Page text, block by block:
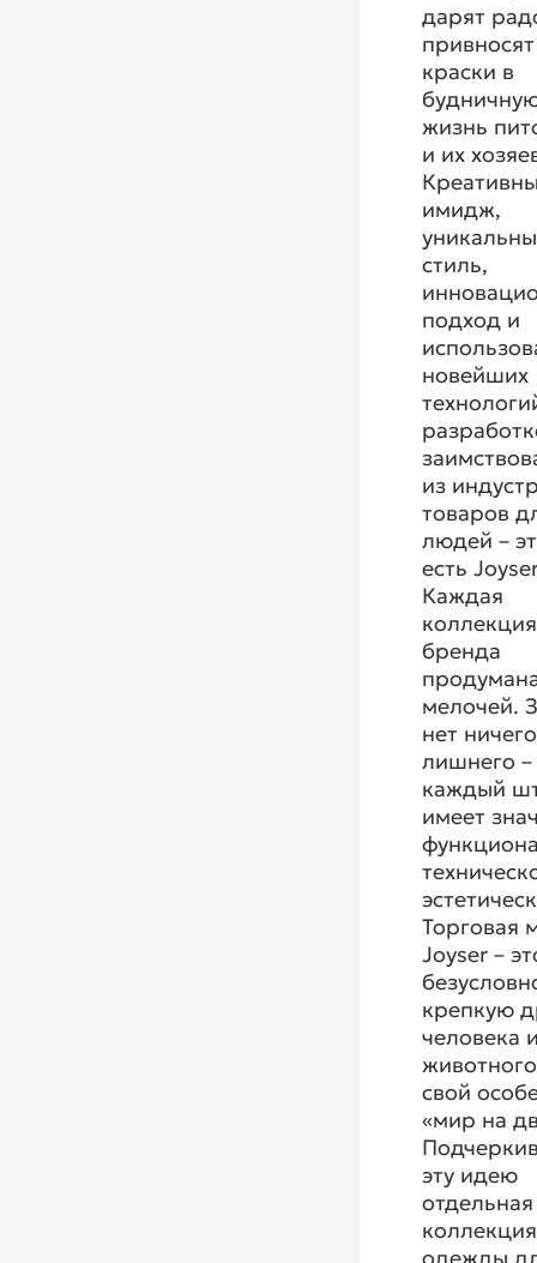
дарят
краски в
жизнь
и их
имидж,
стиль,
подход и
новейших
из
товаров
людей –
есть
Каждая
коллекция
бренда
мелочей.
нет ничего
лишнего –
каждый
имеет
Торговая
Joyser –
крепкую
человека
свой
«мир на
эту идею
отдельная
коллекция